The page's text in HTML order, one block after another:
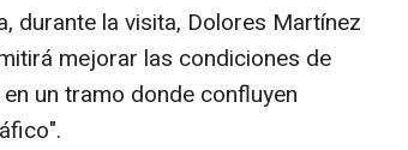
durante la visita, Dolores Martínez
mejorar las condiciones de
un tramo donde confluyen